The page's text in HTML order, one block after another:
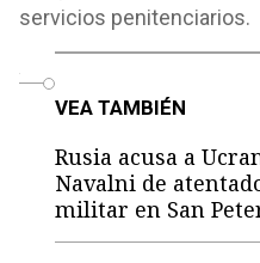
servicios penitenciarios.
VEA TAMBIÉN
Rusia acusa a
Navalni de
militar en San